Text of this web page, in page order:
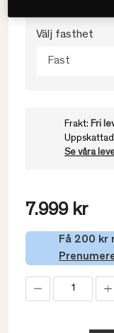
Välj fasthet
Fast
Frakt: Fri
Se våra
7.999 kr
Få 200 kr